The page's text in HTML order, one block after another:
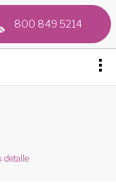
800 849 5214
detalle